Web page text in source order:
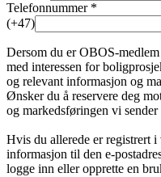
Telefonnummer *
(+47)
Dersom du er OBOS-
med interessen for
og relevant informasjon og
Ønsker du å reservere deg
og markedsføringen vi
Hvis du allerede er registrert
informasjon til den e-
logge inn eller opprette en